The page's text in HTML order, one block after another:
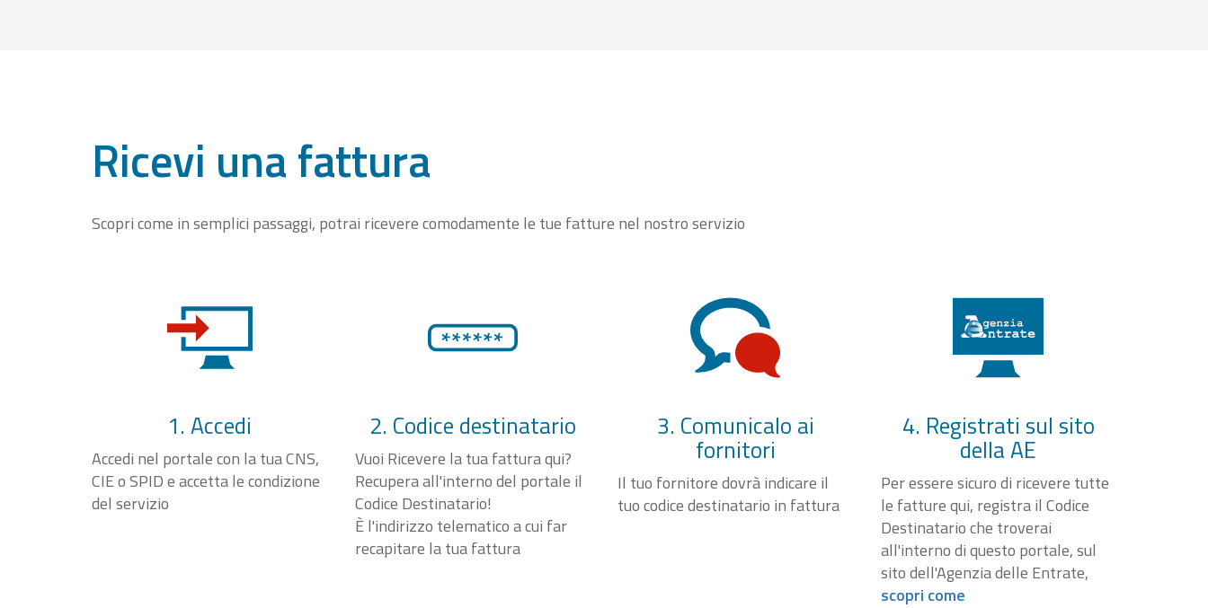
Ricevi una fattura
Scopri come in semplici passaggi, potrai ricevere comodamente le tue fatture nel nostro servizio
1. Accedi
Accedi nel portale con la tua CNS,
CIE o SPID e accetta le condizione
del servizio
2. Codice destinatario
Vuoi Ricevere la tua fattura qui?
Recupera all'interno del portale il
Codice Destinatario!
È l'indirizzo telematico a cui far
recapitare la tua fattura
3. Comunicalo ai
fornitori
Il tuo fornitore dovrà indicare il
tuo codice destinatario in fattura
4. Registrati sul sito
della AE
Per essere sicuro di ricevere tutte
le fatture qui, registra il Codice
Destinatario che troverai
all'interno di questo portale, sul
sito dell'Agenzia delle Entrate,
scopri come